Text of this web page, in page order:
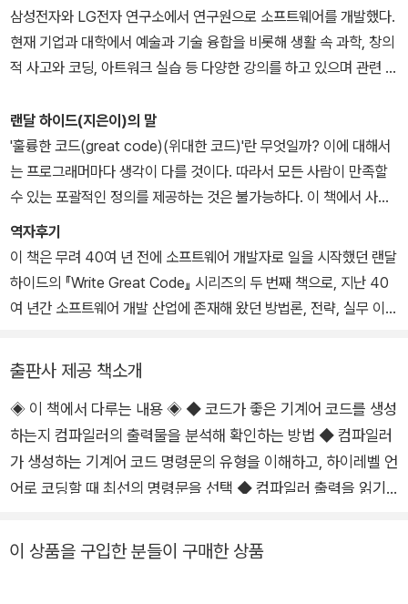
로, 교통 제어 시스템 및 기타 소비자 전자 장치용 기기를 개발하는 임
베디드 소프트웨어 및 하드웨어 엔지니어로 일했습니다. 그는 캘리포
니아 주립 폴리테크닉 대학교(Pomona)와 캘리포니아 리버사이드
https://www.randallhyde.com입니다.
삼성전자와 LG전자 연구소에서 연구원으로 소프트웨어를 개발했다.
현재 기업과 대학에서 예술과 기술 융합을 비롯해 생활 속 과학, 창의
적 사고와 코딩, 아트워크 실습 등 다양한 강의를 하고 있으며 관련 컨
랜달 하이드(지은이)의 말
'훌륭한 코드(great code)(위대한 코드)'란 무엇일까? 이에 대해서
는 프로그래머마다 생각이 다를 것이다. 따라서 모든 사람이 만족할
수 있는 포괄적인 정의를 제공하는 것은 불가능하다. 이 책에서 사용
할 정의는 다음과 같다. 훌륭한 코드는 소프트웨어의 우수한 특성을
살려 일관성 있게 작성된 소프트웨어다. 특히, 알고리즘을 소스 코드
로 구현할 때는 프로그래머의 생각대로 정해진 일련의 규칙을 따른
다.
야) 훌륭한 코드라고 생각할 수 있다. 또는 가능한 한 단순하게 만들
어야 한다거나 빨리 만들 수 있어야 한다고 생각할 수도 있다. 또 다른
관점으로 주어진 시간 내에 정해진 예산 내에서 만들어져야 한다고
할 수도 있다.
훌륭한 코드를 설명하는 여러 가지 관점이 있는데, 한 권의 책에서 제
항상 소프트웨어 개발의 주요 목표가 되는 것도 아니고 코드가 반드
역자후기
이 책은 무려 40여 년 전에 소프트웨어 개발자로 일을 시작했던 랜달
하이드의 『Write Great Code』 시리즈의 두 번째 책으로, 지난 40
여 년간 소프트웨어 개발 산업에 존재해 왔던 방법론, 전략, 실무 이
에서 하드웨어와 효과적으로 소통하는 방법과 개발자가 어떻게 소프
트웨어를 완성하는지 소개했으며, 이 책(2편)에서는 로우레벨로 생
각하고 하이레벨로 코딩하는 방법을 설명한다.
저자 랜달 하이드의 시대에 각광받던 개발 주제는 현재 클라우드, 인
공지능, 양자컴퓨팅, 블록체인 등과 같은 주제로 바뀌었고, 개발 접근
전략이나 방법론 또한 좀 더 세분화되거나 아예 달라지기도 했다. 하
이 책은 소프트웨어 개발자들이 하이레벨과 로우레벨 사이의 모든 것
출판사 제공 책소개
◈ 이 책에서 다루는 내용 ◈ ◆ 코드가 좋은 기계어 코드를 생성
하는지 컴파일러의 출력물을 분석해 확인하는 방법 ◆ 컴파일러
가 생성하는 기계어 코드 명령문의 유형을 이해하고, 하이레벨 언
어로 코딩할 때 최선의 명령문을 선택 ◆ 컴파일러 출력을 읽기
브젝트를 기계어 데이터로 변환하는 방법 ◈ 이 책의 대상 독자
이 상품을 구입한 분들이 구매한 상품